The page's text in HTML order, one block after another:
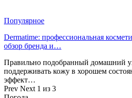
Популярное
Dermatime: профессиональная
обзор бренда и…
Правильно подобранный домашний
поддерживать кожу в хорошем
эффект…
Prev Next 1 из 3